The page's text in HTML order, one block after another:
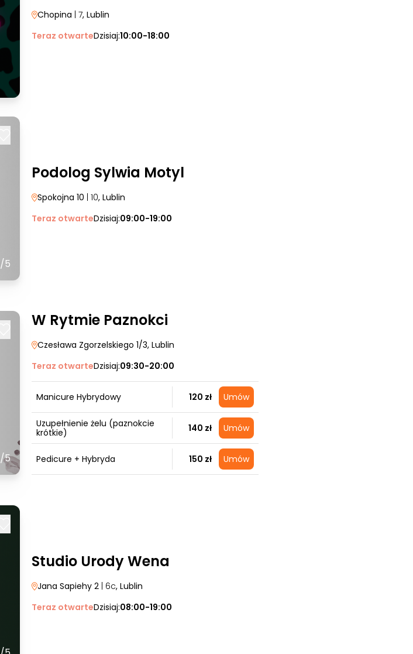
Chopina | 7, Lublin
Teraz otwarteDzisiaj:10:00-18:00
/5
Podolog Sylwia Motyl
Spokojna 10 | 10, Lublin
Teraz otwarteDzisiaj:09:00-19:00
/5
W Rytmie Paznokci
Czesława Zgorzelskiego 1/3, Lublin
Teraz otwarteDzisiaj:09:30-20:00
Manicure Hybrydowy 120 zł Umów
Uzupełnienie żelu (paznokcie
krótkie)
140 zł Umów
Pedicure + Hybryda 150 zł Umów
Studio Urody Wena
Jana Sapiehy 2 | 6c, Lublin
Teraz otwarteDzisiaj:08:00-19:00